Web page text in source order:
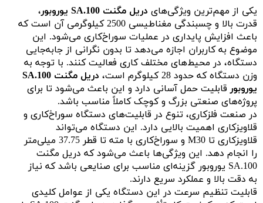
یکی از مهم‌ترین ویژگی‌های دریل مگنت SA.100 یوروبور
،
قدرت بالا و چسبندگی مغناطیسی 2500 کیلوگرمی آن است که
باعث افزایش پایداری در عملیات سوراخ‌کاری می‌شود. این
موضوع به کاربران اجازه می‌دهد تا بدون نگرانی از جابه‌جایی
دستگاه، در محیط‌های مختلف کاری فعالیت کنند. با توجه به
وزن دستگاه که حدود 28 کیلوگرم است،
دریل مگنت SA.100
یوروبور قابلیت حمل آسانی دارد و این باعث می‌شود تا برای
پروژه‌های صنعتی بزرگ و کوچک کاملاً مناسب باشد.
در صنعت فلزکاری، تنوع در قابلیت‌های دستگاه سوراخ‌کاری و
قلاویزکاری اهمیت بالایی دارد. این دستگاه می‌تواند
قلاویزکاری تا M30 و سوراخ‌کاری با مته تا قطر 37.75 میلی‌متر
را انجام دهد. این ویژگی‌ها باعث می‌شود که دریل مگنت
SA.100 یوروبور گزینه‌ای مناسب برای صنایعی باشد که نیاز
به دقت بالا و عملکرد سریع دارند.
قابلیت تنظیم سرعت در این دستگاه یکی از عوامل کلیدی